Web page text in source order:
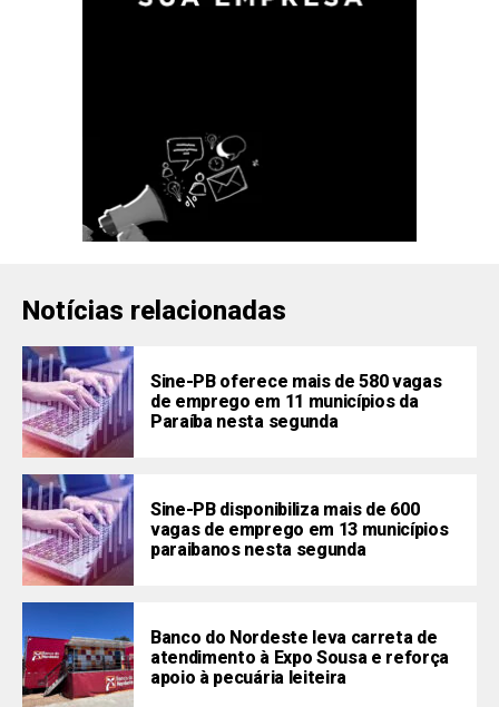
Notícias relacionadas
Sine-PB oferece mais de 580 vagas
de emprego em 11 municípios da
Paraíba nesta segunda
Sine-PB disponibiliza mais de 600
vagas de emprego em 13 municípios
paraibanos nesta segunda
Banco do Nordeste leva carreta de
atendimento à Expo Sousa e reforça
apoio à pecuária leiteira